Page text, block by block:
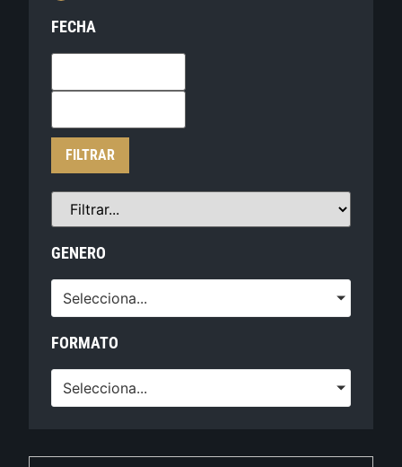
FECHA
FILTRAR
GENERO
Selecciona...
FORMATO
Selecciona...